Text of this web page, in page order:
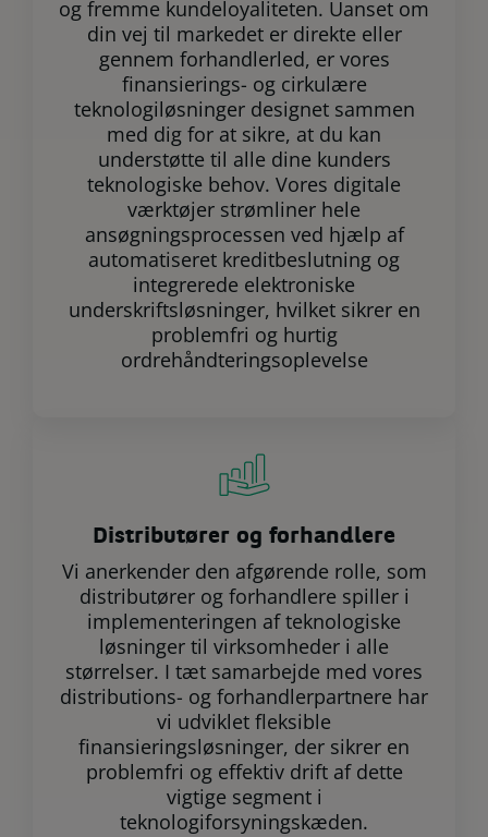
og fremme kundeloyaliteten. Uanset om
din vej til markedet er direkte eller
gennem forhandlerled, er vores
finansierings- og cirkulære
teknologiløsninger designet sammen
med dig for at sikre, at du kan
understøtte til alle dine kunders
teknologiske behov. Vores digitale
værktøjer strømliner hele
ansøgningsprocessen ved hjælp af
automatiseret kreditbeslutning og
integrerede elektroniske
underskriftsløsninger, hvilket sikrer en
problemfri og hurtig
ordrehåndteringsoplevelse
Distributører og forhandlere
Vi anerkender den afgørende rolle, som
distributører og forhandlere spiller i
implementeringen af teknologiske
løsninger til virksomheder i alle
størrelser. I tæt samarbejde med vores
distributions- og forhandlerpartnere har
vi udviklet fleksible
finansieringsløsninger, der sikrer en
problemfri og effektiv drift af dette
vigtige segment i
teknologiforsyningskæden.